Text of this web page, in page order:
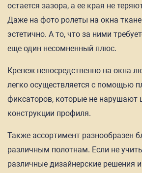
остается зазора, а ее края не
Даже на фото ролеты на окна
эстетично. А то, что за ними
еще один несомненный плюс.
Крепеж непосредственно на окна
легко осуществляется с помощью
фиксаторов, которые не нарушают
конструкции профиля.
Также ассортимент разнообразен
различным полотнам. Если не
различные дизайнерские решения